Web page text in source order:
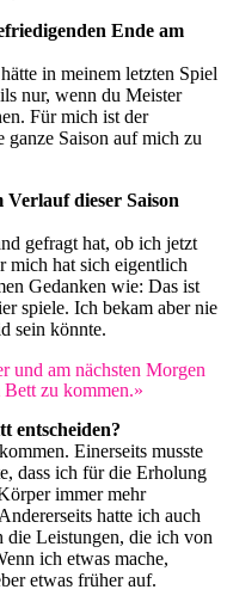
Ende am
in meinem letzten Spiel
nur, wenn du Meister
Für mich ist der
Saison auf mich zu
dieser Saison
gefragt hat, ob ich jetzt
mich hat sich eigentlich
Gedanken wie: Das ist
spiele. Ich bekam aber nie
sein könnte.
und am nächsten Morgen
Bett zu kommen.»
entscheiden?
Einerseits musste
dass ich für die Erholung
immer mehr
hatte ich auch
die Leistungen, die ich von
ich etwas mache,
etwas früher auf.